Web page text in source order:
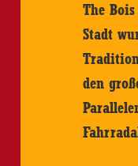
The
Stadt
den